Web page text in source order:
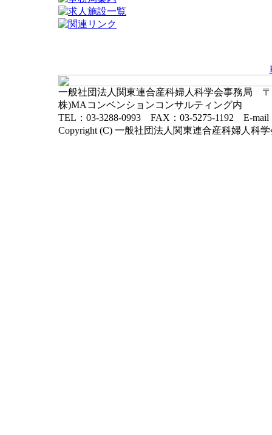
一般社団法人関東連合産科婦人科学会事務局 〒
株)MAコンベンションコンサルティング内
TEL：03-3288-0993 FAX：03-5275-1192 E-mail
Copyright (C) 一般社団法人関東連合産科婦人科